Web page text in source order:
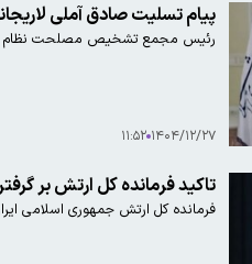
پیام تسلیت صادق آملی
رئیس مجمع تشخیص مصلحت نظام در
۱۴۰۴/۱۲/۲۷ ۱۱:۵۲
تاکید فرمانده کل ارتش بر
فرمانده کل ارتش جمهوری اسلامی